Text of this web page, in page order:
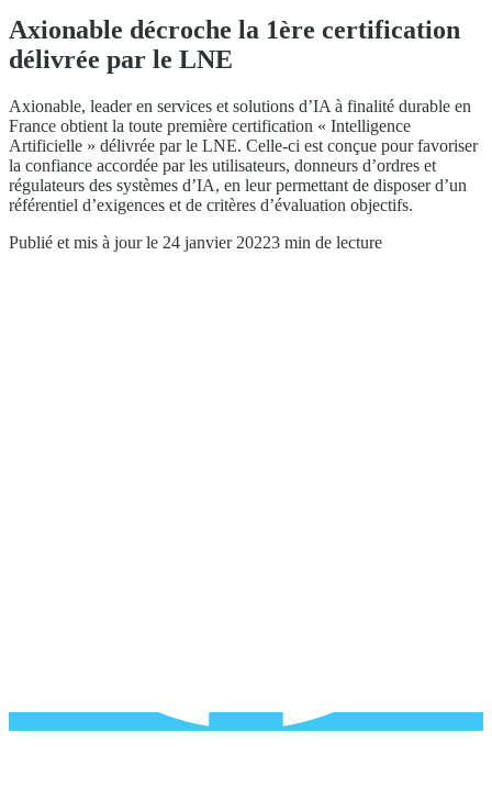
Axionable décroche la 1ère certification
délivrée par le LNE
Axionable, leader en services et solutions d’IA à finalité durable en
France obtient la toute première certification « Intelligence
Artificielle » délivrée par le LNE. Celle-ci est conçue pour favoriser
la confiance accordée par les utilisateurs, donneurs d’ordres et
régulateurs des systèmes d’IA, en leur permettant de disposer d’un
référentiel d’exigences et de critères d’évaluation objectifs.
Publié et mis à jour le 24 janvier 20223 min de lecture